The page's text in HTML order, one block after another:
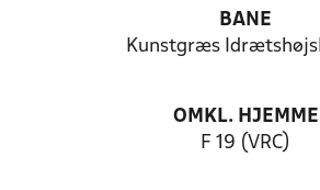
BANE
Kunstgræs
OMKL. HJEMME
F 19 (VRC)